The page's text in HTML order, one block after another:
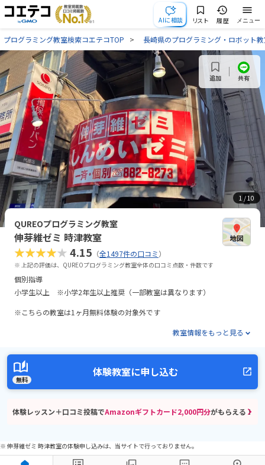
AIに相談 リスト 履歴 メニュー
プログラミング教室検索コエテコTOP 長崎県のプログラミング・ロボット
1 / 10
追加 共有
QUREOプログラミング教室
伸芽維ゼミ 時津教室
★★★★★4.15 （全1497件の口コミ）
※ 上記の評価は、QUREOプログラミング教室全体の口コミ点数・件数です
個別指導
小学生以上 ※小学2年生以上推奨（一部教室は異なります）
※こちらの教室は1ヶ月無料体験の対象外です
教室情報をもっと見る
無料
体験教室に申し込む
体験レッスン＋口コミ投稿でAmazonギフトカード2,000円分がもらえる！
※ 伸芽維ゼミ 時津教室の体験申し込みは、当サイトで行っておりません。